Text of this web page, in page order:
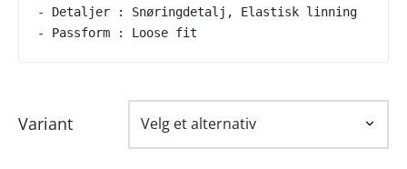
- Detaljer : Snøringdetalj, Elastisk linning
- Passform : Loose fit
Variant